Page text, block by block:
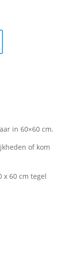
in 60×60 cm.
of kom
x 60 cm tegel